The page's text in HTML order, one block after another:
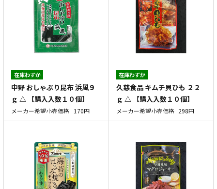
在庫わずか
中野 おしゃぶり昆布 浜風９
ｇ △ 【購入入数１０個】
メーカー希望小売価格 170円
在庫わずか
久慈食品 キムチ貝ひも ２２
ｇ △ 【購入入数１０個】
メーカー希望小売価格 298円